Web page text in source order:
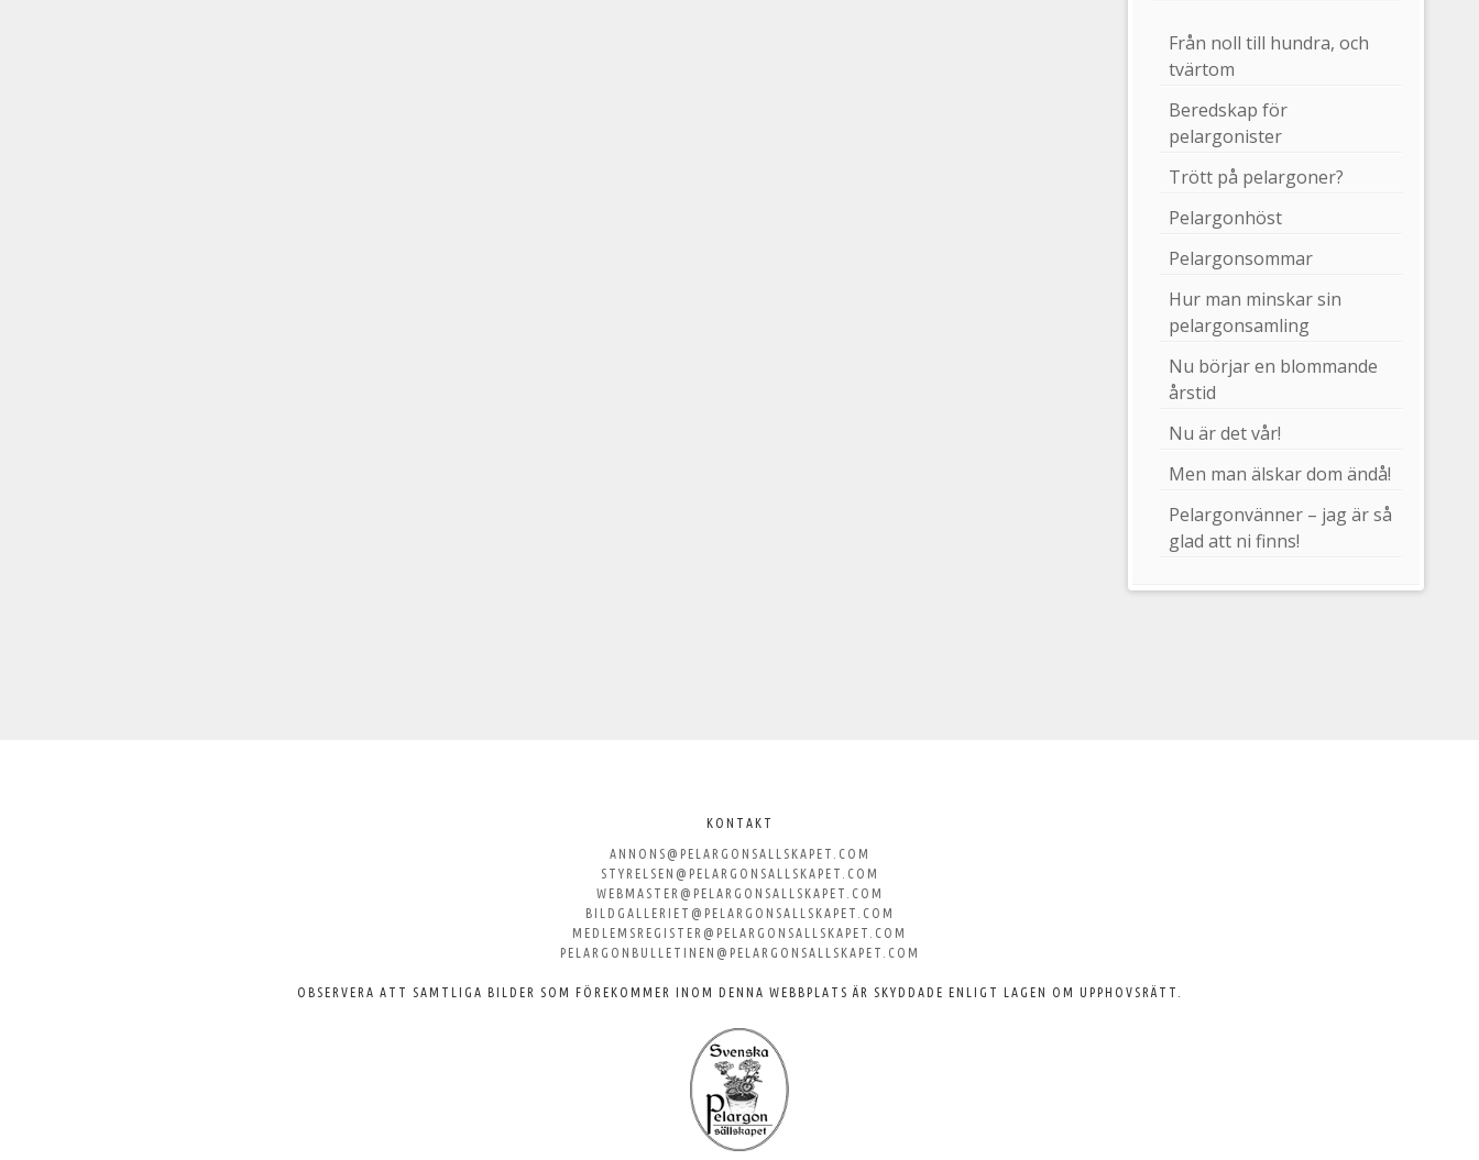
Från noll till hundra, och
tvärtom
Beredskap för
pelargonister
Trött på pelargoner?
Pelargonhöst
Pelargonsommar
Hur man minskar sin
pelargonsamling
Nu börjar en blommande
årstid
Nu är det vår!
Men man älskar dom ändå!
Pelargonvänner – jag är så
glad att ni finns!
KONTAKT
ANNONS@PELARGONSALLSKAPET.COM
STYRELSEN@PELARGONSALLSKAPET.COM
WEBMASTER@PELARGONSALLSKAPET.COM
BILDGALLERIET@PELARGONSALLSKAPET.COM
MEDLEMSREGISTER@PELARGONSALLSKAPET.COM
PELARGONBULLETINEN@PELARGONSALLSKAPET.COM
OBSERVERA ATT SAMTLIGA BILDER SOM FÖREKOMMER INOM DENNA WEBBPLATS ÄR SKYDDADE ENLIGT LAGEN OM UPPHOVSRÄTT.